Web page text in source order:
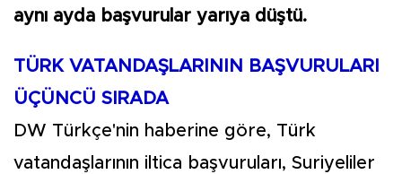
aynı ayda başvurular yarıya düştü.
TÜRK VATANDAŞLARININ BAŞVURULARI
ÜÇÜNCÜ SIRADA
DW Türkçe'nin haberine göre, Türk
vatandaşlarının iltica başvuruları, Suriyeliler